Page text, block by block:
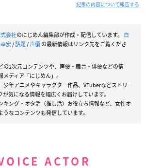
記事の内容について報告する
会社のにじめん編集部が作成・配信しています。 白
宏/話題/声優の最新情報はリンク先をご覧くださ
の2次元コンテンツや、声優・舞台・俳優などの情
ディア「にじめん」。
少年アニメやキャラクター作品、VTuberなどストリー
気になる情報を幅広くお届けしています。
キング・オタ活（推し活）お役立ち情報など、女性オ
なコンテンツも発信しています。
ACTOR